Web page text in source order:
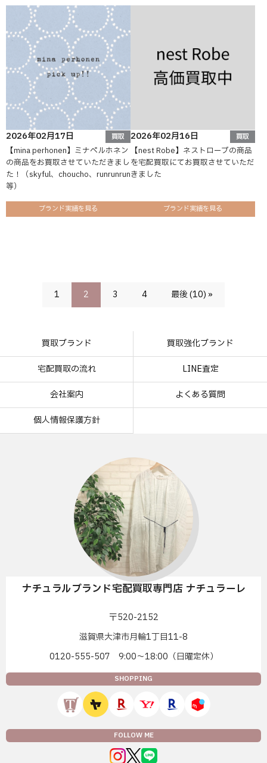
2026年02月17日 買取
【mina perhonen】ミナペルホネン
の商品をお買取させていただきまし
た！（skyful、choucho、runrunrun
等）
ブランド実績を見る
2026年02月16日 買取
【nest Robe】ネストローブの商品
を宅配買取にてお買取させていただ
きました
ブランド実績を見る
1 2 3 4 最後 (10) »
買取ブランド 買取強化ブランド
宅配買取の流れ LINE査定
会社案内 よくある質問
個人情報保護方針
ナチュラルブランド宅配買取専門店 ナチュラーレ
〒520-2152
滋賀県大津市月輪1丁目11-8
0120-555-507 9:00〜18:00（日曜定休）
SHOPPING
FOLLOW ME